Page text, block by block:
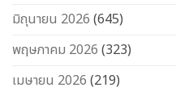
มิถุนายน 2026 (645)
พฤษภาคม 2026 (323)
เมษายน 2026 (219)